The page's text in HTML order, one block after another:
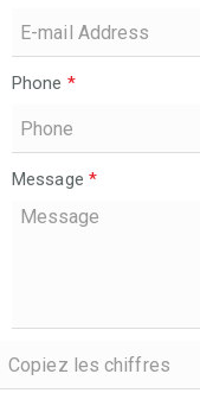
Phone *
Message *